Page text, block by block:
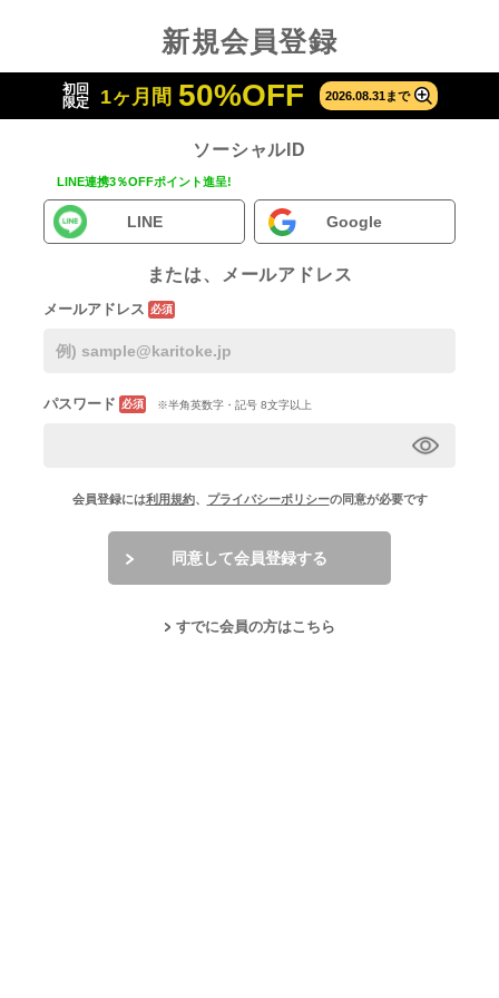
新規会員登録
初回
限定
1ヶ月間 50%OFF 2026.08.31まで
ソーシャルID
LINE連携3％OFFポイント進呈!
LINE Google
または、メールアドレス
メールアドレス 必須
パスワード 必須 ※半角英数字・記号 8文字以上
会員登録には利用規約、 プライバシーポリシーの同意が必要です
同意して会員登録する
すでに会員の方はこちら